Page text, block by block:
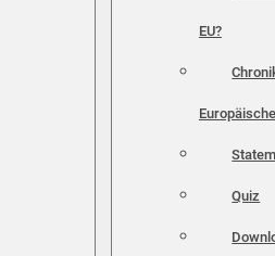
EU?
Quiz